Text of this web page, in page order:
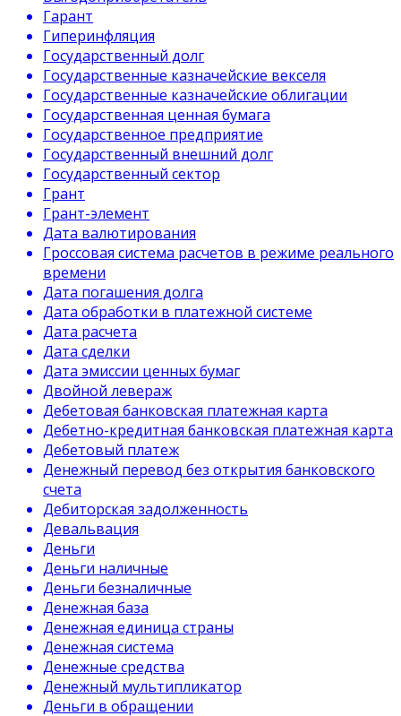
Гарант
Гиперинфляция
Государственный долг
Государственные казначейские векселя
Государственные казначейские облигации
Государственная ценная бумага
Государственное предприятие
Государственный внешний долг
Государственный сектор
Грант
Грант-элемент
Дата валютирования
Гроссовая система расчетов в режиме реального
времени
Дата погашения долга
Дата обработки в платежной системе
Дата расчета
Дата сделки
Дата эмиссии ценных бумаг
Двойной левераж
Дебетовая банковская платежная карта
Дебетно-кредитная банковская платежная карта
Дебетовый платеж
Денежный перевод без открытия банковского
счета
Дебиторская задолженность
Девальвация
Деньги
Деньги наличные
Деньги безналичные
Денежная база
Денежная единица страны
Денежная система
Денежные средства
Денежный мультипликатор
Деньги в обращении